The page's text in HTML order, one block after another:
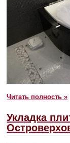
Читать полность »
Укладка